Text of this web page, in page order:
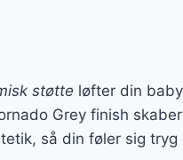
støtte løfter din
Grey finish
så din føler sig tryg